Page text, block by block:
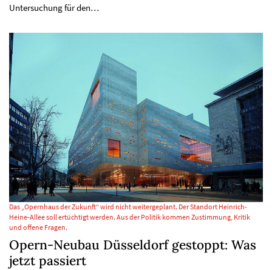
Untersuchung für den…
Das „Opernhaus der Zukunft“ wird nicht weitergeplant. Der Standort Heinrich-
Heine-Allee soll ertüchtigt werden. Aus der Politik kommen Zustimmung, Kritik
und offene Fragen.
Opern-Neubau Düsseldorf gestoppt: Was
jetzt passiert